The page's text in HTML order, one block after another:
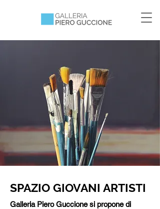
SPAZIO GIOVANI ARTISTI
Galleria Piero Guccione si propone di